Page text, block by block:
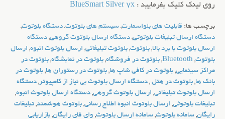
روی لینک کلیک بفرمایید : BlueSmart Silver 7x
برچسب ها: قابلیت های بلواسمارت, سیستم های بلوتوث, دستگاه بلوتوث,
دستگاه ارسال تبلیغات بلوتوثی, دستگاه ارسال بلوتوث گروهی, دستگاه
ارسال بلوتوث با برد بالا, بلوتوث, بلوتوث تبلیغاتی, ارسال بلوتوث انبوه, ارسال
بلوتوث,
Bluetooth
, بلوتوث در فروشگاه, بلوتوث در نمابشگاه, بلوتوث در
مراکز سینمایی, بلوتوث در كافي شاپ ها, بلوتوث در رستوران ها, بلوتوث در
بانک ها, بلوتوث در هتل , دستگاه ارسال بلوتوث بی نیاز از کامپیوتر , دستگاه
ارسال بلوتوث تبلیغاتی, ارسال بلوتوث گروهی, دستگاه ارسال بلوتوث انبوه,
تبلیغات بلوتوثی, ارسال بلوتوث انبوه اطلاع رسانی, بلوتوث هوشمند, تبلیغات
رایگان, سامانه بلوتوث, سامانه ارسال بلوتوث, وای فای رایگان, بازاریابی